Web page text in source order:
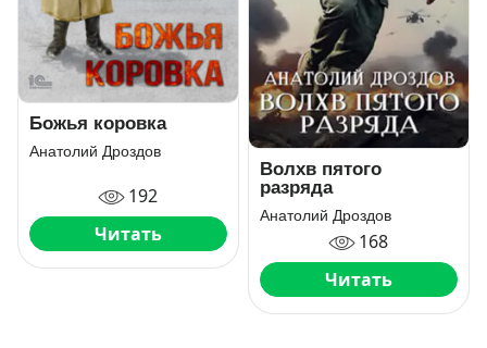
Божья коровка
Анатолий Дроздов
192
Читать
Волхв пятого
разряда
Анатолий Дроздов
168
Читать